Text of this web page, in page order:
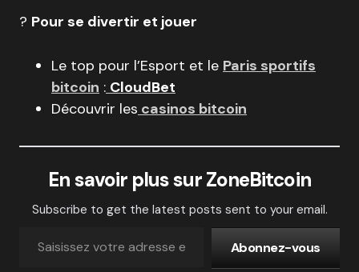
? Pour se divertir et jouer
Le top pour l’Esport et le Paris sportifs
bitcoin : CloudBet
Découvrir les casinos bitcoin
En savoir plus sur ZoneBitcoin
Subscribe to get the latest posts sent to your email.
Abonnez-vous